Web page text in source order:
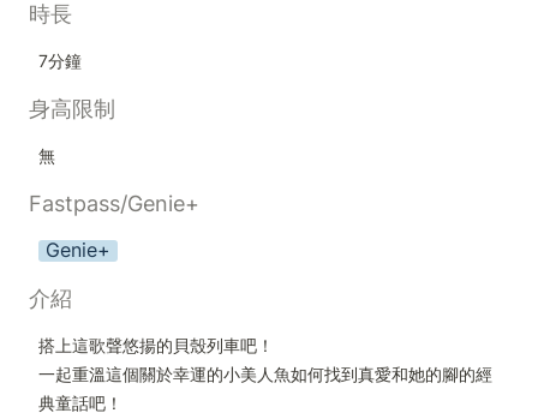
時長
7分鐘
身高限制
無
Fastpass/Genie+
Genie+
介紹
搭上這歌聲悠揚的貝殼列車吧！
一起重溫這個關於幸運的小美人魚如何找到真愛和她的腳的經
典童話吧！